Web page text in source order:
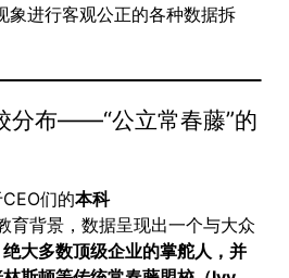
象进行客观公正的各种数据拆
分布——“公立常春藤”的
们的本科
育背景，数据呈现出一个与大众
绝大多数顶级企业的掌舵人，并